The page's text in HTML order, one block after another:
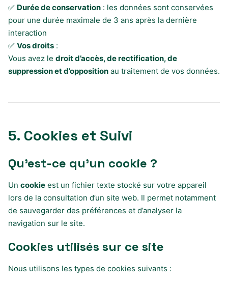
✅ Durée de conservation : les données sont conservées
pour une durée maximale de 3 ans après la dernière
interaction
✅ Vos droits :
Vous avez le droit d’accès, de rectification, de
suppression et d’opposition au traitement de vos données.
5. Cookies et Suivi
Qu’est-ce qu’un cookie ?
Un cookie est un fichier texte stocké sur votre appareil
lors de la consultation d’un site web. Il permet notamment
de sauvegarder des préférences et d’analyser la
navigation sur le site.
Cookies utilisés sur ce site
Nous utilisons les types de cookies suivants :